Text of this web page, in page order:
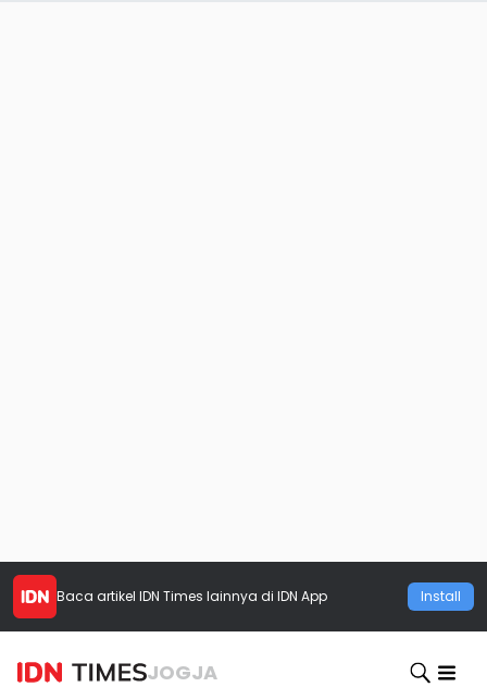
Baca artikel IDN Times lainnya di IDN App Install
JOGJA